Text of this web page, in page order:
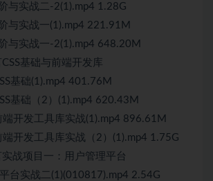
与实战二-2(1).mp4 1.28G
与实战一(1).mp4 221.91M
与实战一-2(1).mp4 648.20M
基础与前端开发库
基础(1).mp4 401.76M
基础（2）(1).mp4 620.43M
开发工具库实战(1).mp4 896.61M
开发工具库实战（2）(1).mp4 1.75G
战项目一：用户管理平台
台实战二(1)(010817).mp4 2.54G